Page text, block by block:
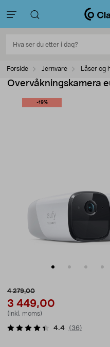
Forside Jernvare Låser og
Overvåkningskamera
-19%
4 279,00
3 449,00
(inkl. moms)
4.4 (36)